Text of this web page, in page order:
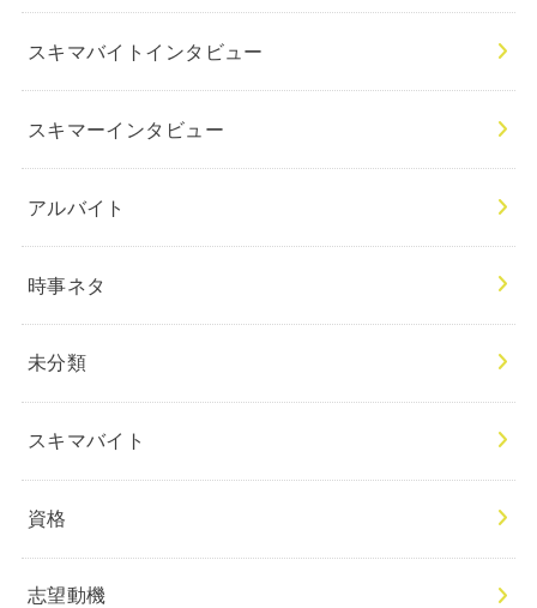
スキマバイトインタビュー
スキマーインタビュー
アルバイト
時事ネタ
未分類
スキマバイト
資格
志望動機